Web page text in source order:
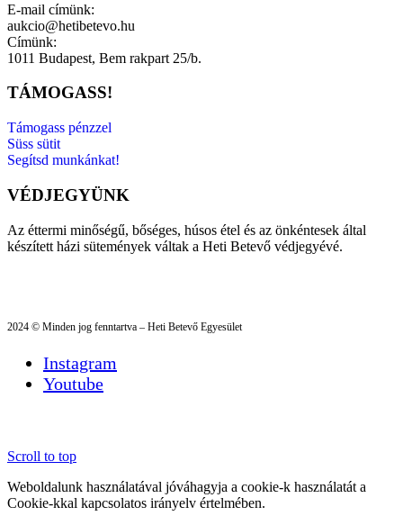
E-mail címünk:
aukcio@hetibetevo.hu
Címünk:
1011 Budapest, Bem rakpart 25/b.
TÁMOGASS!
Támogass pénzzel
Süss sütit
Segítsd munkánkat!
VÉDJEGYÜNK
Az éttermi minőségű, bőséges, húsos étel és az önkéntesek által
készített házi sütemények váltak a Heti Betevő védjegyévé.
2024 © Minden jog fenntartva – Heti Betevő Egyesület
Instagram
Youtube
Scroll to top
Weboldalunk használatával jóváhagyja a cookie-k használatát a
Cookie-kkal kapcsolatos irányelv értelmében.